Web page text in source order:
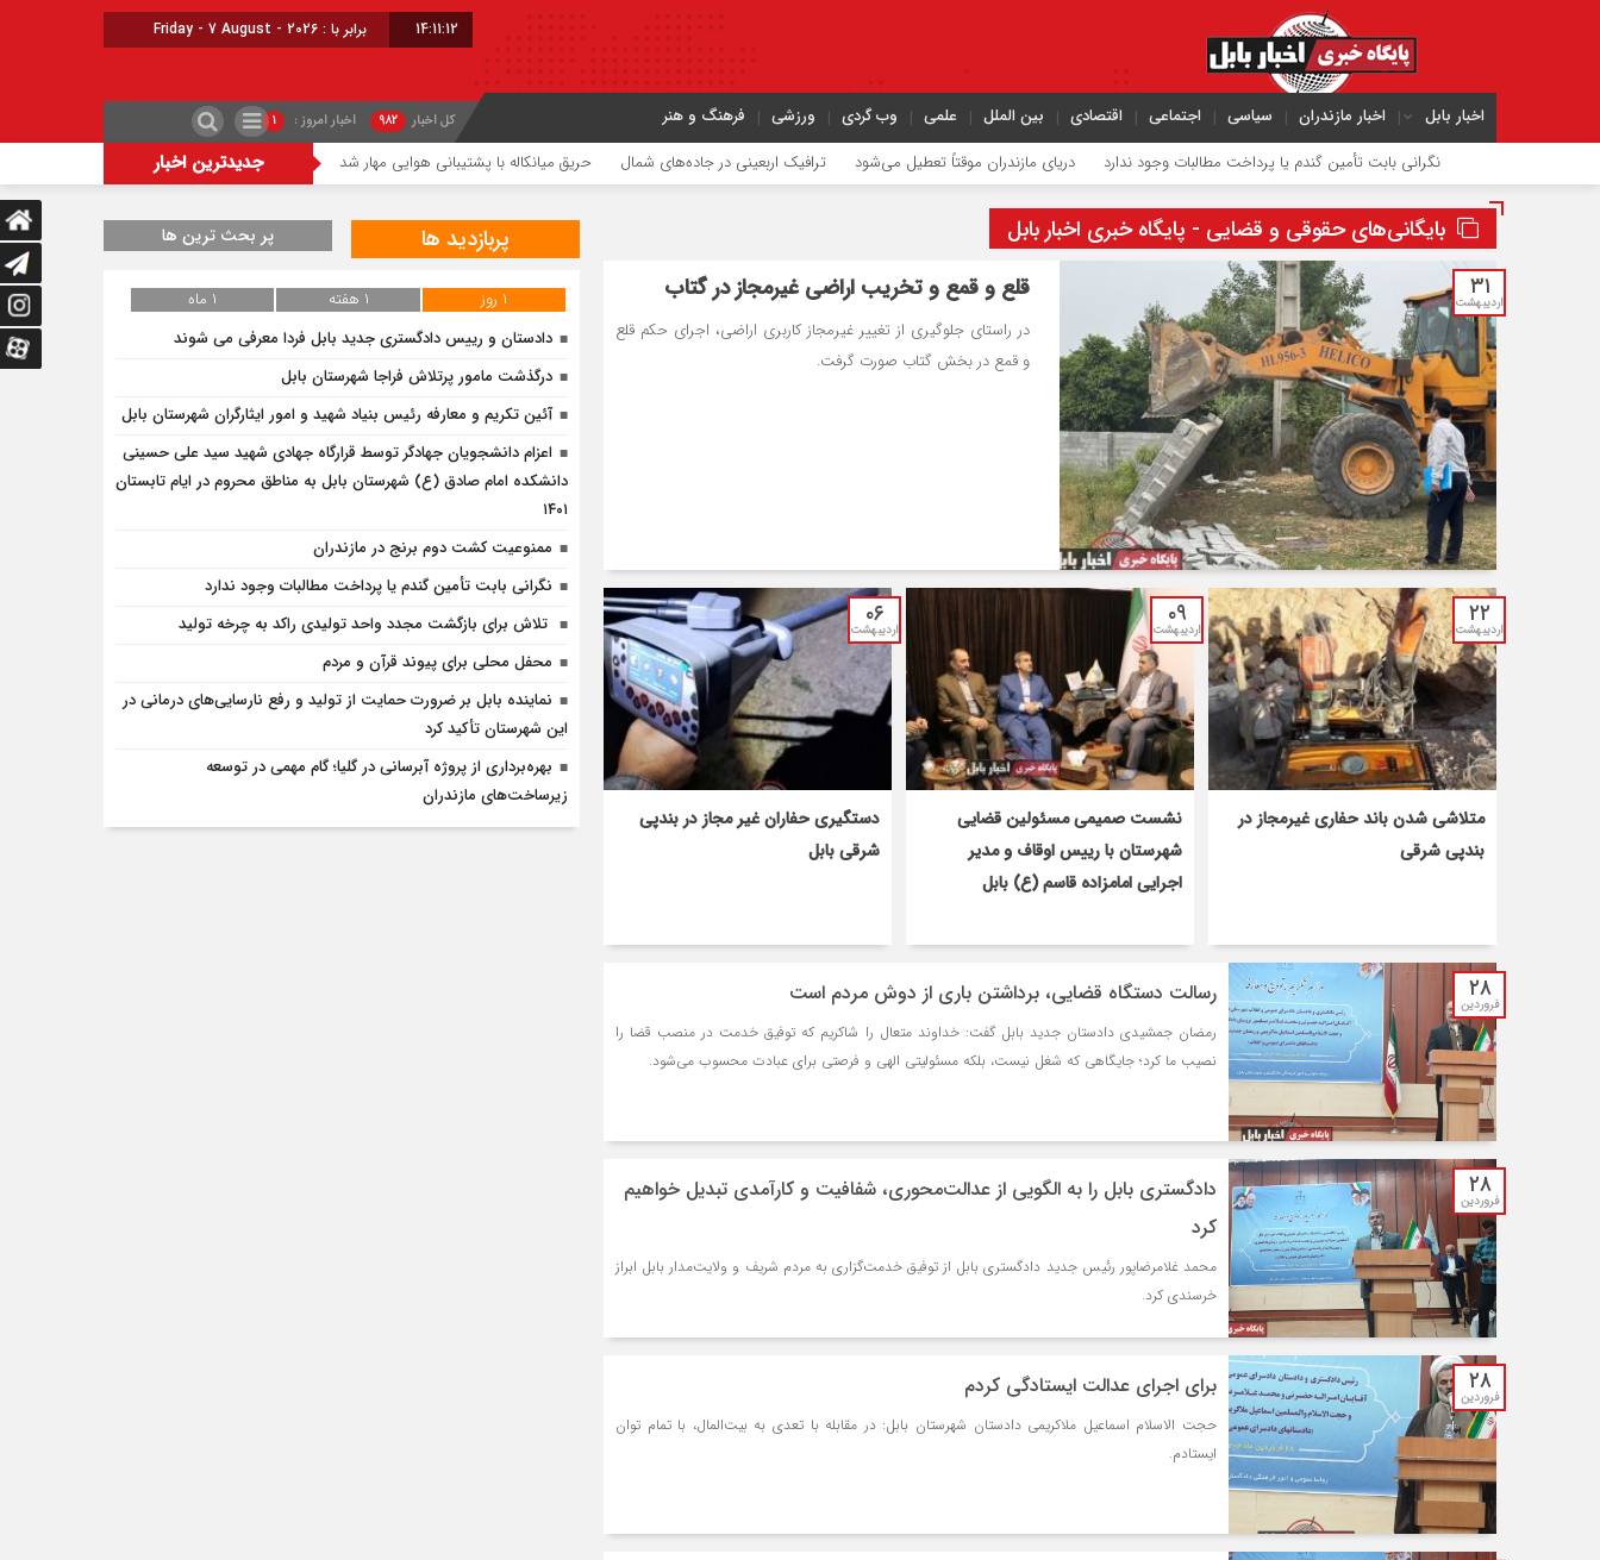
14:11:12 برابر با : Friday - 7 August - 2026
اخبار بابل اخبار مازندران سیاسی اجتماعی اقتصادی بین الملل علمی وب گردی ورزشی فرهنگ و هنر کل اخبار ۹۸۲ اخبار امروز : ۱
جدیدترین اخبار نگرانی بابت تأمین گندم یا پرداخت مطالبات وجود ندارد دریای مازندران موقتاً تعطیل می‌شود ترافیک اربعینی در جاده‌های شمال حریق میانکاله با پشتیبانی هوایی مهار شد شعله‌ور شدن مجدد حریق در میانکاله
بایگانی‌های حقوقی و قضایی - پایگاه خبری اخبار بابل
۳۱
اردیبهشت قلع و قمع و تخریب اراضی غیرمجاز در گتاب
در راستای جلوگیری از تغییر غیرمجاز کاربری اراضی، اجرای حکم قلع
و قمع در بخش گتاب صورت گرفت.
۲۲
اردیبهشت
متلاشی شدن باند حفاری غیرمجاز در
بندپی شرقی
۰۹
اردیبهشت
نشست صمیمی مسئولین قضایی
شهرستان با رییس اوقاف و مدیر
اجرایی امامزاده قاسم (ع) بابل
۰۶
اردیبهشت
دستگیری حفاران غیر مجاز در بندپی
شرقی بابل
۲۸
فروردین رسالت دستگاه قضایی، برداشتن باری از دوش مردم است
رمضان جمشیدی دادستان جدید بابل گفت: خداوند متعال را شاکریم که توفیق خدمت در منصب قضا را
نصیب ما کرد؛ جایگاهی که شغل نیست، بلکه مسئولیتی الهی و فرصتی برای عبادت محسوب می‌شود.
۲۸
فروردین
دادگستری بابل را به الگویی از عدالت‌محوری، شفافیت و کارآمدی تبدیل خواهیم
کرد
محمد غلامرضاپور رئیس جدید دادگستری بابل از توفیق خدمت‌گزاری به مردم شریف و ولایت‌مدار بابل ابراز
خرسندی کرد.
۲۸
فروردین برای اجرای عدالت ایستادگی کردم
حجت الاسلام اسماعیل ملاکریمی دادستان شهرستان بابل: در مقابله با تعدی به بیت‌المال، با تمام توان
ایستادم.
پربازدید ها پر بحث ترین ها
۱ روز ۱ هفته
۱ ماه
دادستان و رییس دادگستری جدید بابل فردا معرفی می شوند
درگذشت مامور پرتلاش فراجا شهرستان بابل
آئین تکریم و معارفه رئیس بنیاد شهید و امور ایثارگران شهرستان بابل
اعزام دانشجویان جهادگر توسط قرارگاه جهادی شهید سید علی حسینی
دانشکده امام صادق (ع) شهرستان بابل به مناطق محروم در ایام تابستان
۱۴۰۱
ممنوعیت کشت دوم برنج در مازندران
نگرانی بابت تأمین گندم یا پرداخت مطالبات وجود ندارد
‍ تلاش برای بازگشت مجدد واحد تولیدی راکد به چرخه تولید
محفل محلی برای پیوند قرآن و مردم
نماینده بابل بر ضرورت حمایت از تولید و رفع نارسایی‌های درمانی در
این شهرستان تأکید کرد
بهره‌برداری از پروژه آبرسانی در گلیا؛ گام مهمی در توسعه
زیرساخت‌های مازندران